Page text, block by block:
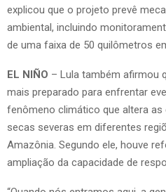
explicou que o projeto prevê
ambiental, incluindo
de uma faixa de 50 quilômetros
EL NIÑO – Lula também afirmou
mais preparado para enfrentar
fenômeno climático que altera
secas severas em diferentes
Amazônia. Segundo ele, houve
ampliação da capacidade de